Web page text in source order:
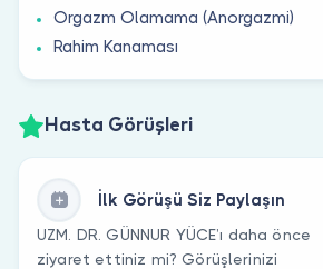
Orgazm Olamama (Anorgazmi)
Rahim Kanaması
Hasta Görüşleri
İlk Görüşü Siz Paylaşın
UZM. DR. GÜNNUR YÜCE’ı daha önce
ziyaret ettiniz mi? Görüşlerinizi